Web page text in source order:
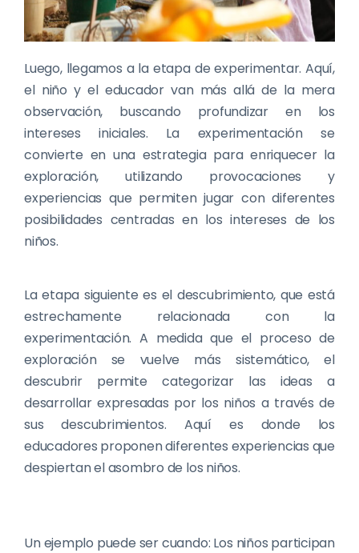
Luego, llegamos a la etapa de experimentar. Aquí,
el niño y el educador van más allá de la mera
observación, buscando profundizar en los
intereses iniciales. La experimentación se
convierte en una estrategia para enriquecer la
exploración, utilizando provocaciones y
experiencias que permiten jugar con diferentes
posibilidades centradas en los intereses de los
niños.
La etapa siguiente es el descubrimiento, que está
estrechamente relacionada con la
experimentación. A medida que el proceso de
exploración se vuelve más sistemático, el
descubrir permite categorizar las ideas a
desarrollar expresadas por los niños a través de
sus descubrimientos. Aquí es donde los
educadores proponen diferentes experiencias que
despiertan el asombro de los niños.
Un ejemplo puede ser cuando: Los niños participan